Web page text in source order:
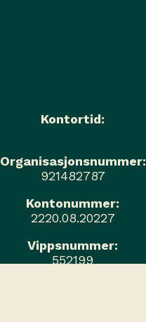
Kontortid:
Organisasjonsnummer:
921482787
Kontonummer:
2220.08.20227
Vippsnummer:
552199